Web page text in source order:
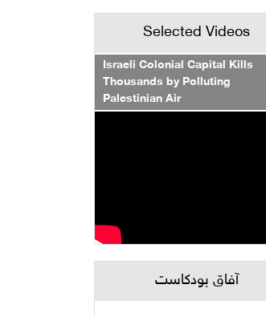
Selected Videos
Israeli Colonial Capital Kills
Thousands by Polluting
Palestinian Air
آفاق بودكاست